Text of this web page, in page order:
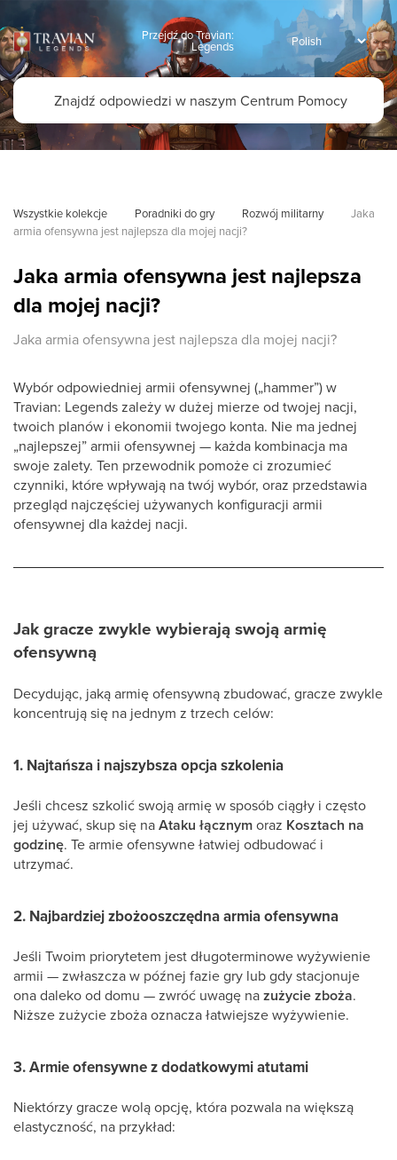
Przejdź do Travian:
Legends
Wszystkie kolekcje Poradniki do gry Rozwój militarny
Jaka
armia ofensywna jest najlepsza dla mojej nacji?
Jaka armia ofensywna jest najlepsza
dla mojej nacji?
Jaka armia ofensywna jest najlepsza dla mojej nacji?
Wybór odpowiedniej armii ofensywnej („hammer”) w
Travian: Legends zależy w dużej mierze od twojej nacji,
twoich planów i ekonomii twojego konta. Nie ma jednej
„najlepszej” armii ofensywnej — każda kombinacja ma
swoje zalety. Ten przewodnik pomoże ci zrozumieć
czynniki, które wpływają na twój wybór, oraz przedstawia
przegląd najczęściej używanych konfiguracji armii
ofensywnej dla każdej nacji.
Jak gracze zwykle wybierają swoją armię
ofensywną
Decydując, jaką armię ofensywną zbudować, gracze zwykle
koncentrują się na jednym z trzech celów:
1. Najtańsza i najszybsza opcja szkolenia
Jeśli chcesz szkolić swoją armię w sposób ciągły i często
jej używać, skup się naAtaku łącznymoraz Kosztach na
godzinę. Te armie ofensywne łatwiej odbudować i
utrzymać.
2. Najbardziej zbożooszczędna armia ofensywna
Jeśli Twoim priorytetem jest długoterminowe wyżywienie
armii — zwłaszcza w późnej fazie gry lub gdy stacjonuje
ona daleko od domu — zwróć uwagę nazużycie zboża.
Niższe zużycie zboża oznacza łatwiejsze wyżywienie.
3. Armie ofensywne z dodatkowymi atutami
Niektórzy gracze wolą opcję, która pozwala na większą
elastyczność, na przykład: